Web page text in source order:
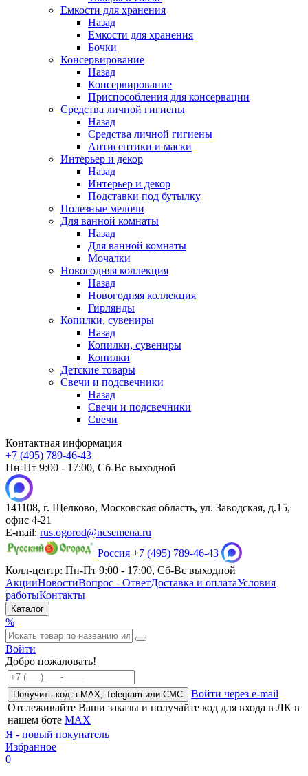
Емкости для хранения
Назад
Емкости для хранения
Бочки
Консервирование
Назад
Консервирование
Приспособления для консервации
Средства личной гигиены
Назад
Средства личной гигиены
Антисептики и маски
Интерьер и декор
Назад
Интерьер и декор
Подставки под бутылку
Полезные мелочи
Для ванной комнаты
Назад
Для ванной комнаты
Мочалки
Новогодняя коллекция
Назад
Новогодняя коллекция
Гирлянды
Копилки, сувениры
Назад
Копилки, сувениры
Копилки
Детские товары
Свечи и подсвечники
Назад
Свечи и подсвечники
Свечи
Контактная информация
+7 (495) 789-46-43
Пн-Пт 9:00 - 17:00, Сб-Вс выходной
141108, г. Щелково, Московская область, ул. Заводская, д.15,
офис 4-21
E-mail: rus.ogorod@ncsemena.ru
Россия +7 (495) 789-46-43
Колл-центр: Пн-Пт 9:00 - 17:00, Сб-Вс выходной
АкцииНовостиВопрос - ОтветДоставка и оплатаУсловия
работыКонтакты
Каталог
%
Войти
Добро пожаловать!
Получить код в MAX, Telegram или СМС
Войти через e-mail
Отслеживайте Ваши заказы и получайте код для входа в ЛК в
нашем боте MAX
Я - новый покупатель
Избранное
0